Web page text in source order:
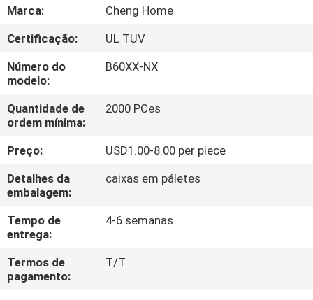
SOBRE
NÓS
EXCURSÃO
DA
FÁBRICA
CONTROLE
DA
QUALIDADE
CONTACTE-
NOS
Marca:
Cheng Home
Certificação:
UL TUV
Número do
modelo:
B60XX-NX
Quantidade de
ordem mínima:
2000 PCes
Preço:
USD1.00-8.00 per piece
Detalhes da
embalagem:
caixas em páletes
Tempo de
entrega:
4-6 semanas
Termos de
pagamento:
T/T